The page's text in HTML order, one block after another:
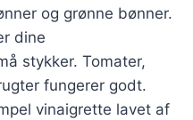
og grønne bønner.
dine
stykker. Tomater,
fungerer godt.
vinaigrette lavet af